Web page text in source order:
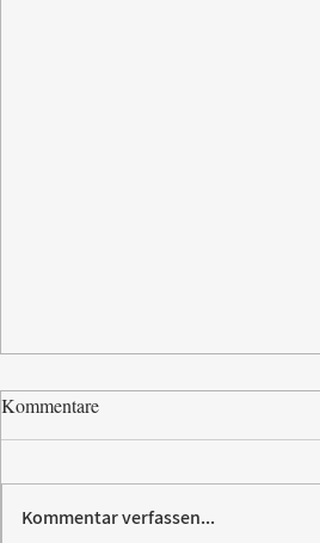
Kommentare
Kommentar verfassen...